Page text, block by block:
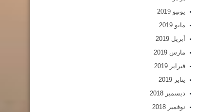
يونيو 2019
مايو 2019
أبريل 2019
مارس 2019
فبراير 2019
يناير 2019
ديسمبر 2018
نوفمبر 2018